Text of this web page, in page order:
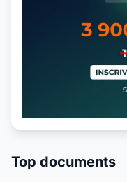
Top documents